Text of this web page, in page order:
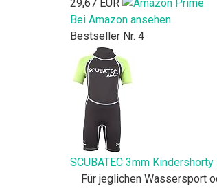
29,67 EUR
Bei Amazon ansehen
Bestseller Nr. 4
SCUBATEC 3mm
Für jeglichen Wassersport